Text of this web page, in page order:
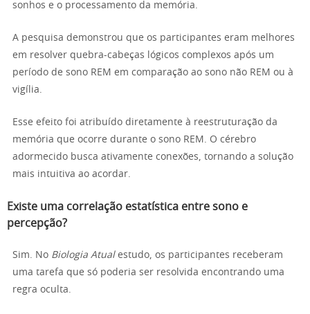
sonhos e o processamento da memória.
A pesquisa demonstrou que os participantes eram melhores
em resolver quebra-cabeças lógicos complexos após um
período de sono REM em comparação ao sono não REM ou à
vigília.
Esse efeito foi atribuído diretamente à reestruturação da
memória que ocorre durante o sono REM. O cérebro
adormecido busca ativamente conexões, tornando a solução
mais intuitiva ao acordar.
Existe uma correlação estatística entre sono e
percepção?
Sim. No Biologia Atualestudo, os participantes receberam
uma tarefa que só poderia ser resolvida encontrando uma
regra oculta.